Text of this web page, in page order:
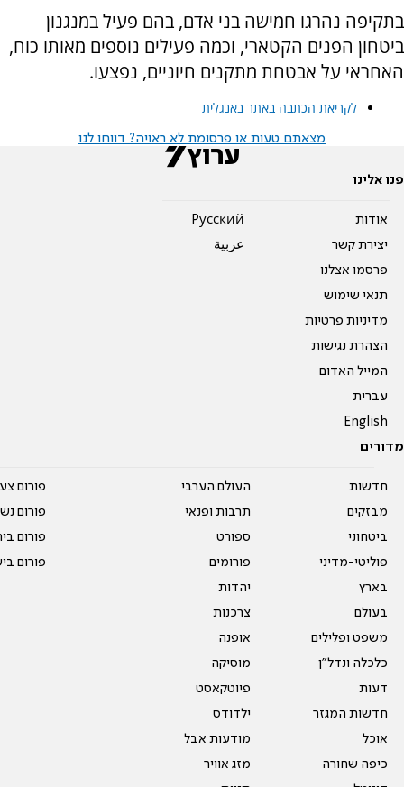
בתקיפה נהרגו חמישה בני אדם, בהם פעיל במנגנון
ביטחון הפנים הקטארי, וכמה פעילים נוספים מאותו כוח,
האחראי על אבטחת מתקנים חיוניים, נפצעו.
לקריאת הכתבה באתר באנגלית
מצאתם טעות או פרסומת לא ראויה? דווחו לנו
פנו אלינו
אודות
יצירת קשר
פרסמו אצלנו
תנאי שימוש
מדיניות פרטיות
הצהרת נגישות
המייל האדום
עברית
English
Pусский
عربية
מדורים
חדשות
מבזקים
ביטחוני
פוליטי-מדיני
בארץ
בעולם
משפט ופלילים
כלכלה ונדל"ן
דעות
חדשות המגזר
אוכל
כיפה שחורה
העולם הערבי
תרבות ופנאי
ספורט
פורומים
יהדות
צרכנות
אופנה
מוסיקה
פיוטקאסט
ילדודס
מודעות אבל
מזג אוויר
פורום
פורום
פורום
פורום